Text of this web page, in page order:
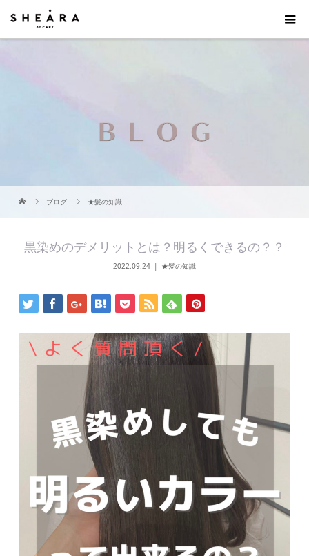
ブログ ★髪の知識
黒染めのデメリットとは？明るくできるの？？
2022.09.24 ★髪の知識